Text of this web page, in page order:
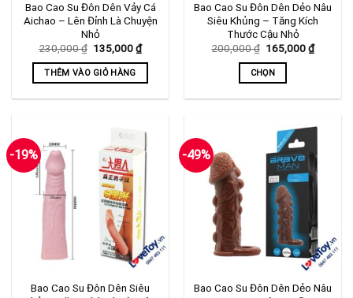
Bao Cao Su Đôn Dên Vảy Cá
Aichao – Lên Đỉnh Là Chuyện
Nhỏ
230,000₫ Giá
là:
230,000 ₫.
135,000₫Giá
hiện
tại
THÊM VÀO GIỎ HÀNG
Bao Cao Su Đôn Dên Dẻo Nâu
Siêu Khủng – Tăng Kích
Thước Cậu Nhỏ
200,000₫ Giá
là:
200,000 ₫.
165,000₫Giá
hiện
CHỌN
nhiều
biến
thể.
Các
chọn
có
được
-19%
Bao Cao Su Đôn Dên Siêu
-49%
Bao Cao Su Đôn Dên Dẻo Nâu